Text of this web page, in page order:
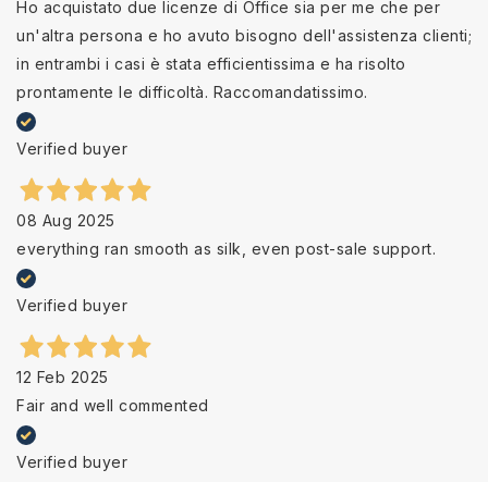
Ho acquistato due licenze di Office sia per me che per
un'altra persona e ho avuto bisogno dell'assistenza clienti;
in entrambi i casi è stata efficientissima e ha risolto
prontamente le difficoltà. Raccomandatissimo.
Verified buyer
08 Aug 2025
everything ran smooth as silk, even post-sale support.
Verified buyer
12 Feb 2025
Fair and well commented
Verified buyer